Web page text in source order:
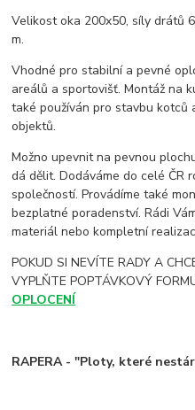
Velikost oka 200x50, síly drátů
m.
Vhodné pro stabilní a pevné
areálů a sportovišť. Montáž na
také používán pro stavbu kotců
objektů.
Možno upevnit na pevnou
dá dělit. Dodáváme do celé ČR
společností. Provádíme také
bezplatné poradenství. Rádi
materiál nebo kompletní
POKUD SI NEVÍTE RADY A
VYPLŇTE POPTÁVKOVÝ
OPLOCENÍ
RAPERA - "Ploty, které